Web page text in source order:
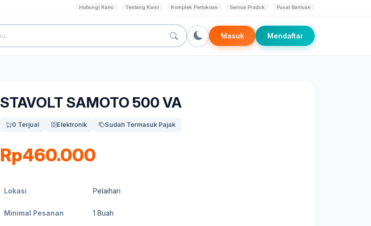
Hubungi Kami Tentang Kami Komplek Pertokoan Semua Produk Pusat Bantuan
Masuk Mendaftar
STAVOLT SAMOTO 500 VA
0 Terjual Elektronik Sudah Termasuk Pajak
Rp460.000
Lokasi Pelaihari
Minimal Pesanan 1 Buah